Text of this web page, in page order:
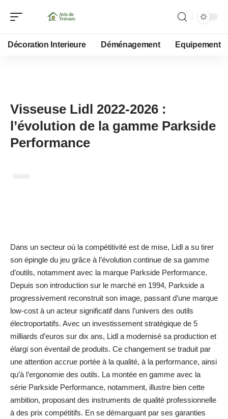
Décoration Interieure Déménagement Equipement
Visseuse Lidl 2022-2026 :
l’évolution de la gamme Parkside
Performance
NEWS
Dans un secteur où la compétitivité est de mise, Lidl a su tirer
son épingle du jeu grâce à l’évolution continue de sa gamme
d’outils, notamment avec la marque Parkside Performance.
Depuis son introduction sur le marché en 1994, Parkside a
progressivement reconstruit son image, passant d’une marque
low-cost à un acteur significatif dans l’univers des outils
électroportatifs. Avec un investissement stratégique de 5
milliards d’euros sur dix ans, Lidl a modernisé sa production et
élargi son éventail de produits. Ce changement se traduit par
une attention accrue portée à la qualité, à la performance, ainsi
qu’à l’ergonomie des outils. La montée en gamme avec la
série Parkside Performance, notamment, illustre bien cette
ambition, proposant des instruments de qualité professionnelle
à des prix compétitifs. En se démarquant par ses garanties